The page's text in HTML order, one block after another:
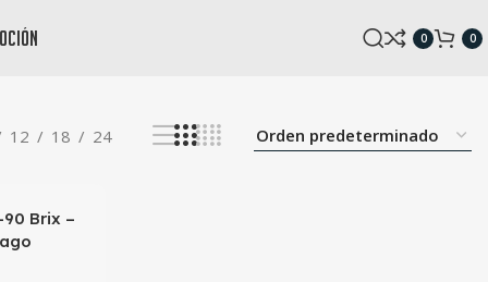
0 0
12 18 24
Brix –